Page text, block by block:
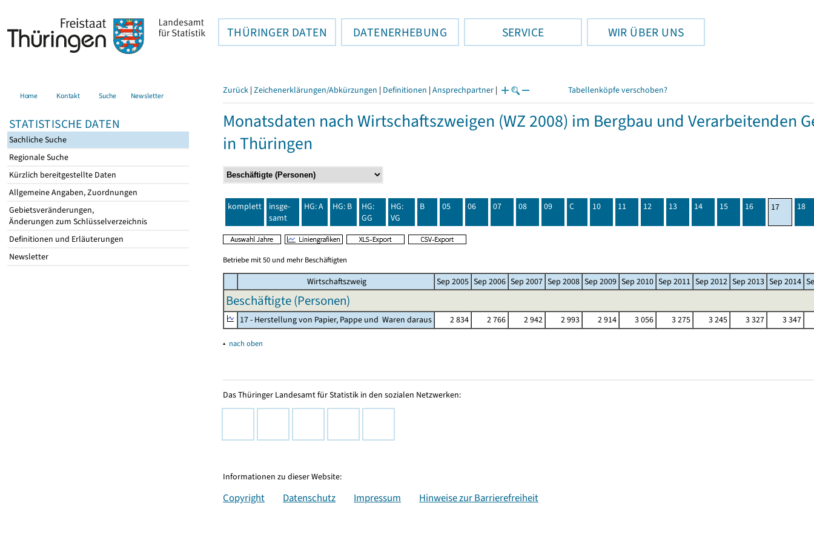
THÜRINGER DATEN DATENERHEBUNG SERVICE WIR ÜBER UNS
Home Kontakt Suche Newsletter
STATISTISCHE DATEN
Sachliche Suche
Regionale Suche
Kürzlich bereitgestellte Daten
Allgemeine Angaben, Zuordnungen
Gebietsveränderungen,
Änderungen zum Schlüsselverzeichnis
Definitionen und Erläuterungen
Newsletter
Zurück | Zeichenerklärungen/Abkürzungen | Definitionen | Ansprechpartner | Tabellenköpfe verschoben?
Monatsdaten nach Wirtschaftszweigen (WZ 2008) im Bergbau und Verarbeitenden
in Thüringen
komplett
insge-
samt
HG: A HG: B
HG:
GG
HG:
VG
B 05 06 07 08 09 C 10 11 12 13 14 15 16 17 18
Betriebe mit 50 und mehr Beschäftigten
Wirtschaftszweig Sep 2005 Sep 2006 Sep 2007 Sep 2008 Sep 2009 Sep 2010 Sep 2011 Sep 2012 Sep 2013 Sep 2014
Beschäftigte (Personen)
17 - Herstellung von Papier, Pappe und Waren daraus 2 834 2 766 2 942 2 993 2 914 3 056 3 275 3 245 3 327 3 347
▴ nach oben
Das Thüringer Landesamt für Statistik in den sozialen Netzwerken:
Informationen zu dieser Website:
Copyright Datenschutz Impressum Hinweise zur Barrierefreiheit